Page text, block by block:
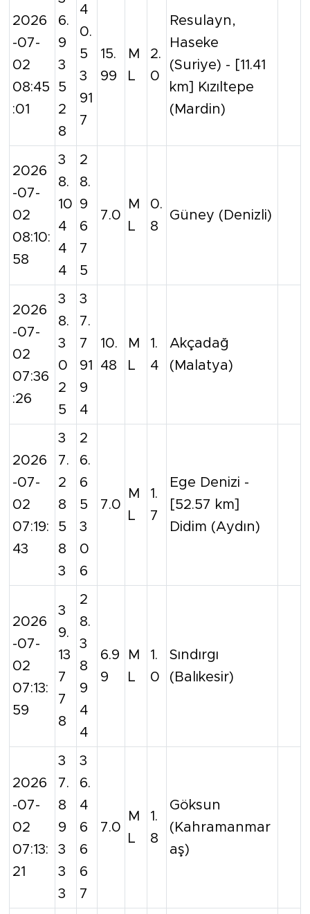
2026
-07-
02
08:45
:01
6.
9
3
5
2
8
4
0.
5
3
91
7
15.
99
M
L
2.
0
Resulayn,
Haseke
(Suriye) - [11.41
km] Kızıltepe
(Mardin)
2026
-07-
02
08:10:
58
3
8.
10
4
4
4
2
8.
9
6
7
5
7.0
M
L
0.
8
Güney (Denizli)
2026
-07-
02
07:36
:26
3
8.
3
0
2
5
3
7.
7
91
9
4
10.
48
M
L
1.
4
Akçadağ
(Malatya)
2026
-07-
02
07:19:
43
3
7.
2
8
5
8
3
2
6.
6
5
3
0
6
7.0
M
L
1.
7
Ege Denizi -
[52.57 km]
Didim (Aydın)
2026
-07-
02
07:13:
59
3
9.
13
7
7
8
2
8.
3
8
9
4
4
6.9
9
M
L
1.
0
Sındırgı
(Balıkesir)
2026
-07-
02
07:13:
21
3
7.
8
9
3
3
3
3
6.
4
6
6
6
7
7.0
M
L
1.
8
Göksun
(Kahramanmar
aş)